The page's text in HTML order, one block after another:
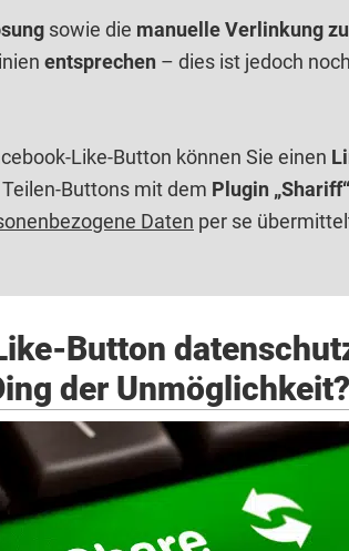
sowie die manuelle Verlinkung
entsprechen – dies ist jedoch
Like-Button können Sie einen
Buttons mit dem Plugin „Shariff“
Daten per se
Button
der Unmöglichkeit?